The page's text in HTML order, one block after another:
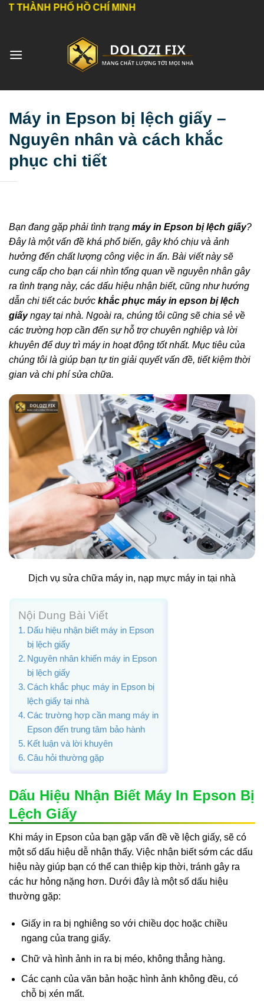
Bỏ
dung
HỒ CHÍ MINH
Máy in Epson bị lệch giấy –
Nguyên nhân và cách khắc
phục chi tiết
Bạn đang gặp phải tình trạng máy in Epson bị lệch giấy?
Đây là một vấn đề khá phổ biến, gây khó chịu và ảnh
hưởng đến chất lượng công việc in ấn. Bài viết này sẽ
cung cấp cho bạn cái nhìn tổng quan về nguyên nhân gây
ra tình trạng này, các dấu hiệu nhận biết, cũng như hướng
dẫn chi tiết các bước khắc phục máy in epson bị lệch
giấyngay tại nhà. Ngoài ra, chúng tôi cũng sẽ chia sẻ về
các trường hợp cần đến sự hỗ trợ chuyên nghiệp và lời
khuyên để duy trì máy in hoạt động tốt nhất. Mục tiêu của
chúng tôi là giúp bạn tự tin giải quyết vấn đề, tiết kiệm thời
gian và chi phí sửa chữa.
Dịch vụ sửa chữa máy in, nạp mực máy in tại nhà
Nội Dung Bài Viết
Dấu hiệu nhận biết máy in Epson
bị lệch giấy
Nguyên nhân khiến máy in Epson
bị lệch giấy
Cách khắc phục máy in Epson bị
lệch giấy tại nhà
Các trường hợp cần mang máy in
Epson đến trung tâm bảo hành
Kết luận và lời khuyên
Câu hỏi thường gặp
Dấu Hiệu Nhận Biết Máy In Epson Bị
Lệch Giấy
Khi máy in Epson của bạn gặp vấn đề về lệch giấy, sẽ có
một số dấu hiệu dễ nhận thấy. Việc nhận biết sớm các dấu
hiệu này giúp bạn có thể can thiệp kịp thời, tránh gây ra
các hư hỏng nặng hơn. Dưới đây là một số dấu hiệu
thường gặp:
Giấy in ra bị nghiêng so với chiều dọc hoặc chiều
ngang của trang giấy.
Chữ và hình ảnh in ra bị méo, không thẳng hàng.
Các cạnh của văn bản hoặc hình ảnh không đều, có
chỗ bị xén mất.